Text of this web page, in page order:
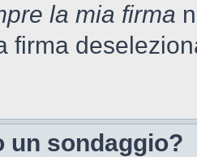
la mia firma
firma
un sondaggio?